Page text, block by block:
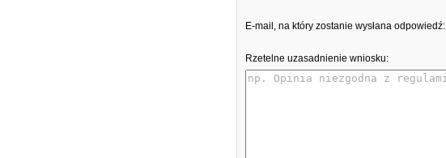
E-mail, na który zostanie wysłana odpowiedź:
Rzetelne uzasadnienie wniosku: